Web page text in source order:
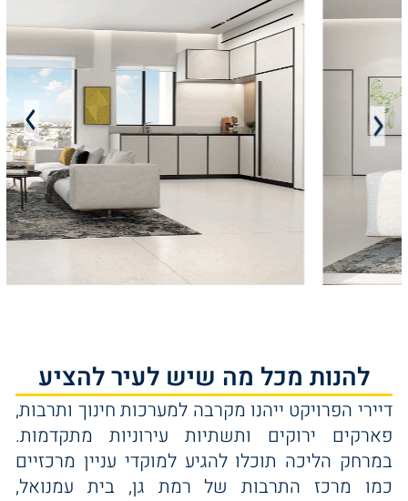
להנות מכל מה שיש לעיר להציע
דיירי הפרויקט ייהנו מקרבה למערכות חינוך ותרבות,
פארקים ירוקים ותשתיות עירוניות מתקדמות.
במרחק הליכה תוכלו להגיע למוקדי עניין מרכזיים
כמו מרכז התרבות של רמת גן, בית עמנואל,